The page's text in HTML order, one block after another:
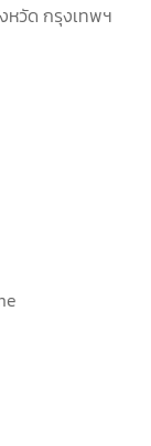
หวัด กรุงเทพฯ